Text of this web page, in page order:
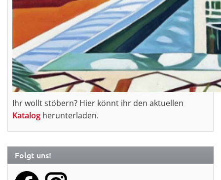
Ihr wollt stöbern? Hier könnt ihr den aktuellen
Katalog herunterladen.
Folgt uns!